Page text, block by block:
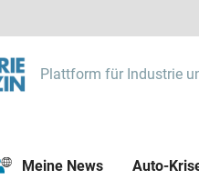
Plattform für Industrie
Meine News Auto-